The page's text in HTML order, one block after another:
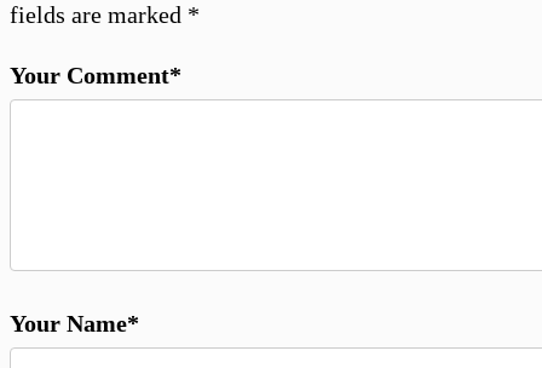
fields are marked *
Your Comment*
Your Name*